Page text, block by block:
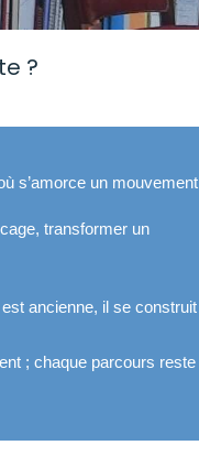
?
s’amorce un mouvement
transformer un
ancienne, il se construit
; chaque parcours reste